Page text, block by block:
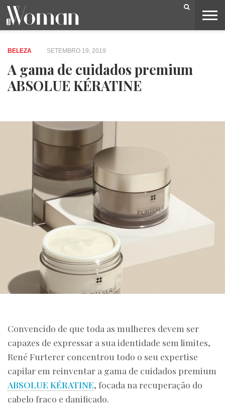
BELEZA
CAPA
LIFESTYLE
MODA
OPINIÃO
PESSOAS
SOCIEDADE
VIDEOS
BELEZA SETEMBRO 19, 2019
A gama de cuidados premium
ABSOLUE KÉRATINE
Convencido de que toda as mulheres devem ser
capazes de expressar a sua identidade sem limites,
René Furterer concentrou todo o seu expertise
capilar em reinventar a gama de cuidados premium
ABSOLUE KÉRATINE, focada na recuperação do
cabelo fraco e danificado.